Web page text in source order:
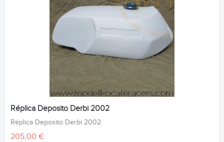
Réplica Deposito Derbi 2002
Réplica Deposito Derbi 2002
205,00 €